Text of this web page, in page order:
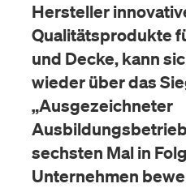
Hersteller
Qualitätsprodukte
und Decke, kann
wieder über das
„Ausgezeichneter
sechsten Mal in
Unternehmen